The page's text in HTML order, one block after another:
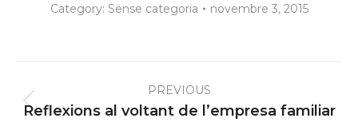
Category: Sense categoria novembre 3, 2015
navigationPREVIOUS
Previous
Reflexions al voltant de l’empresa familiar